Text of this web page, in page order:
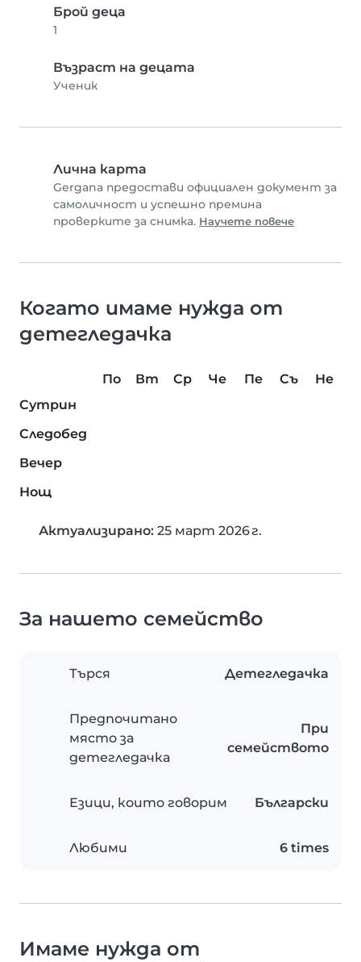
Брой деца
1
Възраст на децата
Ученик
Лична карта
Gergana предостави официален документ за
самоличност и успешно премина
проверките за снимка. Научете повече
Когато имаме нужда от
детегледачка
По Вт Ср Че Пе Съ
Не
Сутрин
Следобед
Вечер
Нощ
Актуализирано: 25 март 2026 г.
За нашето семейство
Търся Детегледачка
Предпочитано
място за
детегледачка
При
семейството
Езици, които говорим Български
Любими 6 times
Имаме нужда от